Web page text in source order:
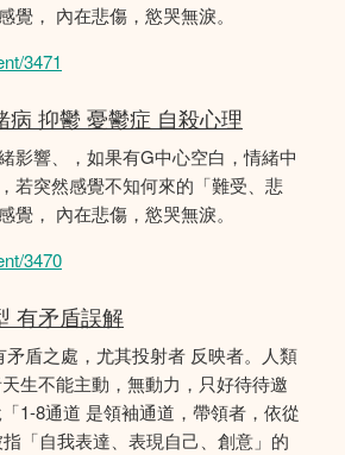
覺， 內在悲傷，慾哭無淚。
3471
病 抑鬱 憂鬱症 自殺心理
影響、，如果有G中心空白，情緒中
若突然感覺不知何來的「難受、悲
覺， 內在悲傷，慾哭無淚。
3470
有矛盾誤解
矛盾之處，尤其投射者 反映者。人類
生不能主動，無動力，只好待待邀
1-8通道 是領袖通道，帶領者，依從
「自我表達、表現自己、創意」的